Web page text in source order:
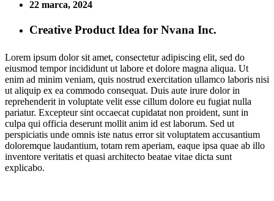
22 marca, 2024
Creative Product Idea for Nvana Inc.
Lorem ipsum dolor sit amet, consectetur adipiscing elit, sed do
eiusmod tempor incididunt ut labore et dolore magna aliqua. Ut
enim ad minim veniam, quis nostrud exercitation ullamco laboris nisi
ut aliquip ex ea commodo consequat. Duis aute irure dolor in
reprehenderit in voluptate velit esse cillum dolore eu fugiat nulla
pariatur. Excepteur sint occaecat cupidatat non proident, sunt in
culpa qui officia deserunt mollit anim id est laborum. Sed ut
perspiciatis unde omnis iste natus error sit voluptatem accusantium
doloremque laudantium, totam rem aperiam, eaque ipsa quae ab illo
inventore veritatis et quasi architecto beatae vitae dicta sunt
explicabo.